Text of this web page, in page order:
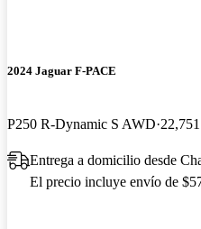
2024 Jaguar F-PACE
P250 R-Dynamic S AWD
Entrega a domicilio desde
El precio incluye envío de